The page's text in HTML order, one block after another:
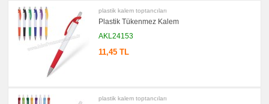
plastik kalem toptancıları
Plastik Tükenmez Kalem
AKL24153
11,45 TL
plastik kalem toptancıları
Aksesuarları
promosyon
Diğer
Ürünler